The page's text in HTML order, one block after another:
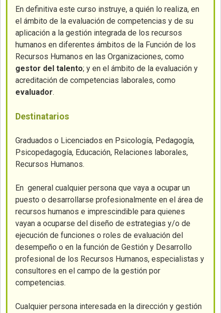
En definitiva este curso instruye, a quién lo realiza, en
el ámbito de la evaluación de competencias y de su
aplicación a la gestión integrada de los recursos
humanos en diferentes ámbitos de la Función de los
Recursos Humanos en las Organizaciones, como
gestor del talento; y en el ámbito de la evaluación y
acreditación de competencias laborales, como
evaluador.
Destinatarios
Graduados o Licenciados en Psicología, Pedagogía,
Psicopedagogía, Educación, Relaciones laborales,
Recursos Humanos.
En general cualquier persona que vaya a ocupar un
puesto o desarrollarse profesionalmente en el área de
recursos humanos e imprescindible para quienes
vayan a ocuparse del diseño de estrategias y/o de
ejecución de funciones o roles de evaluación del
desempeño o en la función de Gestión y Desarrollo
profesional de los Recursos Humanos, especialistas y
consultores en el campo de la gestión por
competencias.
Cualquier persona interesada en la dirección y gestión